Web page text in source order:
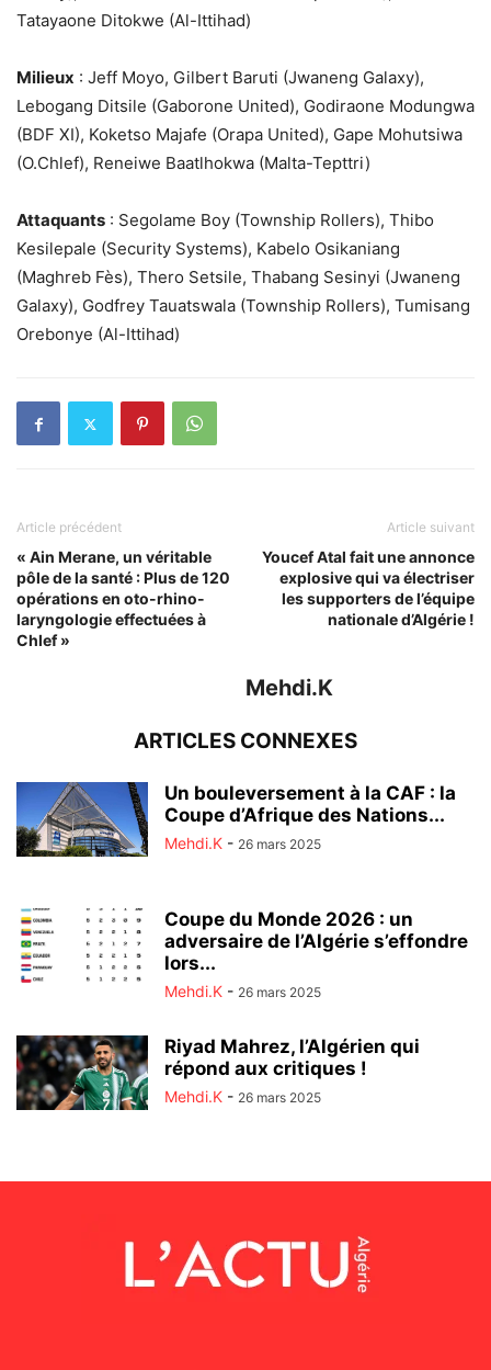
Tatayaone Ditokwe (Al-Ittihad)
Milieux : Jeff Moyo, Gilbert Baruti (Jwaneng Galaxy),
Lebogang Ditsile (Gaborone United), Godiraone Modungwa
(BDF XI), Koketso Majafe (Orapa United), Gape Mohutsiwa
(O.Chlef), Reneiwe Baatlhokwa (Malta-Tepttri)
Attaquants : Segolame Boy (Township Rollers), Thibo
Kesilepale (Security Systems), Kabelo Osikaniang
(Maghreb Fès), Thero Setsile, Thabang Sesinyi (Jwaneng
Galaxy), Godfrey Tauatswala (Township Rollers), Tumisang
Orebonye (Al-Ittihad)
Article précédent
« Ain Merane, un véritable
pôle de la santé : Plus de 120
opérations en oto-rhino-
laryngologie effectuées à
Chlef »
Article suivant
Youcef Atal fait une annonce
explosive qui va électriser
les supporters de l’équipe
nationale d’Algérie !
Mehdi.K
ARTICLES CONNEXES
Un bouleversement à la CAF : la
Coupe d’Afrique des Nations...
Mehdi.K - 26 mars 2025
Coupe du Monde 2026 : un
adversaire de l’Algérie s’effondre
lors...
Mehdi.K - 26 mars 2025
Riyad Mahrez, l’Algérien qui
répond aux critiques !
Mehdi.K - 26 mars 2025